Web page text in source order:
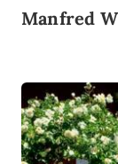
Manfred